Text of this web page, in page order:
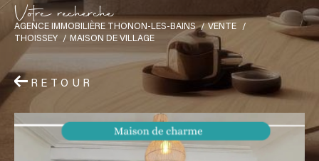
Votre recherche
AGENCE IMMOBILIÈRE THONON-LES-BAINS
VENTE
THOISSEY
MAISON DE VILLAGE
RETOUR